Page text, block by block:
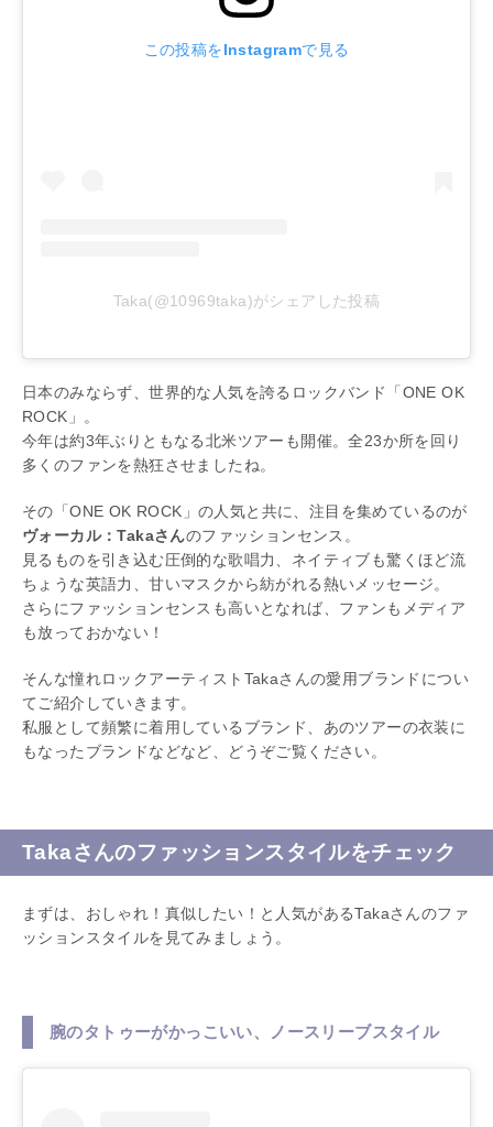
この投稿をInstagramで見る
Taka(@10969taka)がシェアした投稿
日本のみならず、世界的な人気を誇るロックバンド「ONE OK
ROCK」。
今年は約3年ぶりともなる北米ツアーも開催。全23か所を回り
多くのファンを熱狂させましたね。
その「ONE OK ROCK」の人気と共に、注目を集めているのが
ヴォーカル：Takaさんのファッションセンス。
見るものを引き込む圧倒的な歌唱力、ネイティブも驚くほど流
ちょうな英語力、甘いマスクから紡がれる熱いメッセージ。
さらにファッションセンスも高いとなれば、ファンもメディア
も放っておかない！
そんな憧れロックアーティストTakaさんの愛用ブランドについ
てご紹介していきます。
私服として頻繁に着用しているブランド、あのツアーの衣装に
もなったブランドなどなど、どうぞご覧ください。
Takaさんのファッションスタイルをチェック
まずは、おしゃれ！真似したい！と人気があるTakaさんのファ
ッションスタイルを見てみましょう。
腕のタトゥーがかっこいい、ノースリーブスタイル